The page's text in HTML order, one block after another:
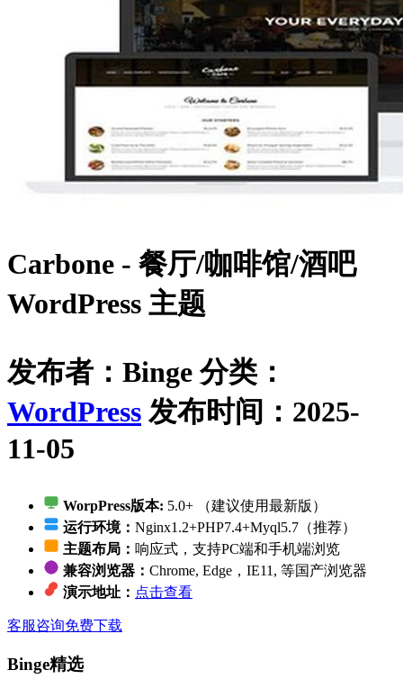
Carbone - 餐厅/咖啡馆/酒吧
WordPress 主题
发布者：Binge 分类：
WordPress 发布时间：2025-
11-05
WorpPress版本: 5.0+ （建议使用最新版）
运行环境： Nginx1.2+PHP7.4+Myql5.7（推荐）
主题布局： 响应式，支持PC端和手机端浏览
兼容浏览器： Chrome, Edge，IE11, 等国产浏览器
演示地址： 点击查看
客服咨询免费下载
Binge精选